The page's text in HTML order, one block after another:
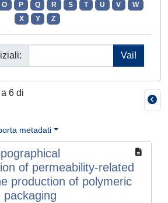
O P Q R S T U V
W
X
Y Z
6 di
metadati
of permeability-related
production of polymeric